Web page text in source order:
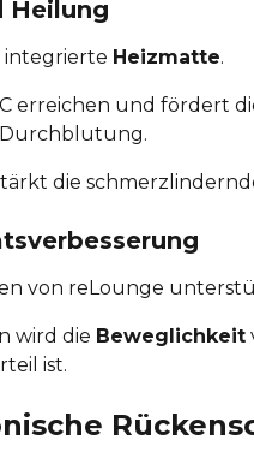
Heilung
integrierte Heizmatte.
erreichen und fördert
die
von reLounge
wird die Beweglichkeit
ist.